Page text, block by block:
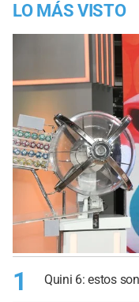
LO MÁS VISTO
1 Quini 6: estos